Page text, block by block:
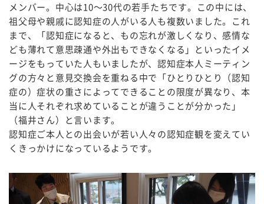
メンバー。中心は10～30代の若手たちです。この中には、
祖父母や親戚に認知症の人がいる人も複数いました。これ
まで、「認知症になると、もの忘れが激しくなり、感情な
ども薄れて意思疎通や外出もできなくなる」といったイメ
ージをもっていた人もいましたが、認知症本人ミーティン
グの方々と意見交換会を重ねる中で「ひとりひとり（認知
症の）症状の重さによってできることの限度が異なり、本
当に人それぞれ求めていることが違うことが分かった」
（福井さん）と言います。
認知症ご本人との出会いが若い人々の認知症観を変えてい
くきっかけになっているようです。